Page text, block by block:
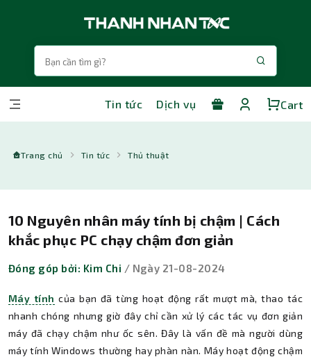
Tin tức Dịch vụ Cart
Trang chủ Tin tức Thủ thuật
10 Nguyên nhân máy tính bị chậm | Cách
khắc phục PC chạy chậm đơn giản
Đóng góp bởi: Kim Chi / Ngày 21-08-2024
Máy tính của bạn đã từng hoạt động rất mượt mà, thao tác
nhanh chóng nhưng giờ đây chỉ cần xử lý các tác vụ đơn giản
máy đã chạy chậm như ốc sên. Đây là vấn đề mà người dùng
máy tính Windows thường hay phàn nàn. Máy hoạt động chậm